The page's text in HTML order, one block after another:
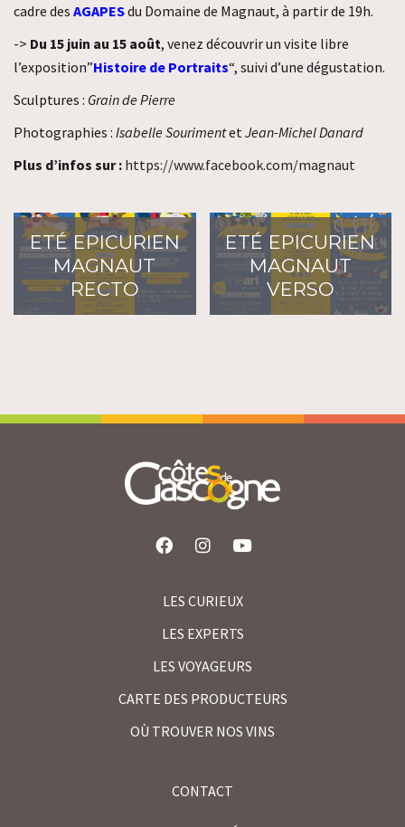
cadre des AGAPESdu Domaine de Magnaut, à partir de 19h.
-> Du 15 juin au 15 août, venez découvrir un visite libre
l’exposition”Histoire de Portraits“, suivi d’une dégustation.
Sculptures : Grain de Pierre
Photographies : Isabelle Sourimentet Jean-Michel Danard
Plus d’infos sur : https://www.facebook.com/magnaut
ETÉ EPICURIEN
MAGNAUT
RECTO
ETÉ EPICURIEN
MAGNAUT
VERSO
LES CURIEUX
LES EXPERTS
LES VOYAGEURS
CARTE DES PRODUCTEURS
OÙ TROUVER NOS VINS
CONTACT